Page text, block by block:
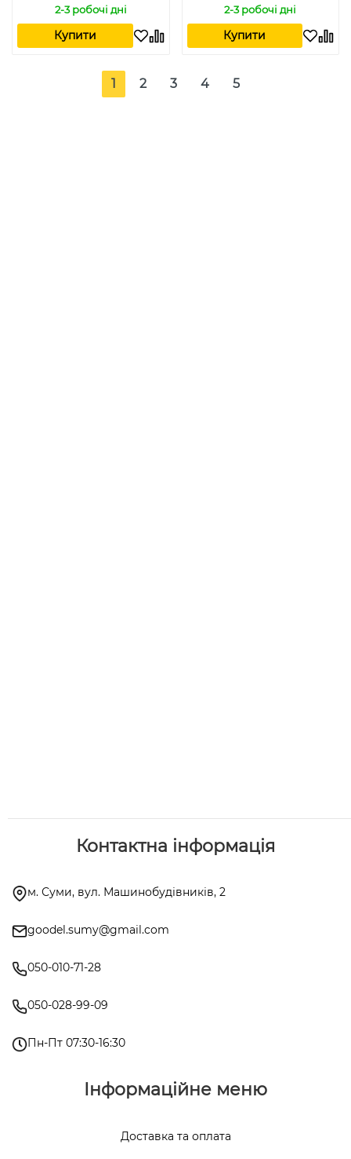
2-3 робочі дні
Купити
2-3 робочі дні
Купити
1 2 3 4 5
Контактна інформація
м. Суми, вул. Машинобудівників, 2
goodel.sumy@gmail.com
050-010-71-28
050-028-99-09
Пн-Пт 07:30-16:30
Інформаційне меню
Доставка та оплата